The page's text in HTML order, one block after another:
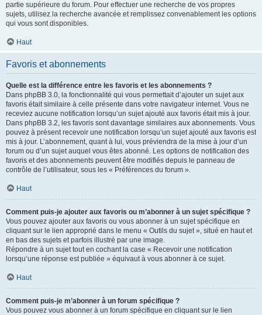
partie supérieure du forum. Pour effectuer une recherche de vos propres
sujets, utilisez la recherche avancée et remplissez convenablement les options
qui vous sont disponibles.
Haut
Favoris et abonnements
Quelle est la différence entre les favoris et les abonnements ?
Dans phpBB 3.0, la fonctionnalité qui vous permettait d’ajouter un sujet aux
favoris était similaire à celle présente dans votre navigateur internet. Vous ne
receviez aucune notification lorsqu’un sujet ajouté aux favoris était mis à jour.
Dans phpBB 3.2, les favoris sont davantage similaires aux abonnements. Vous
pouvez à présent recevoir une notification lorsqu’un sujet ajouté aux favoris est
mis à jour. L’abonnement, quant à lui, vous préviendra de la mise à jour d’un
forum ou d’un sujet auquel vous êtes abonné. Les options de notification des
favoris et des abonnements peuvent être modifiés depuis le panneau de
contrôle de l’utilisateur, sous les « Préférences du forum ».
Haut
Comment puis-je ajouter aux favoris ou m’abonner à un sujet spécifique ?
Vous pouvez ajouter aux favoris ou vous abonner à un sujet spécifique en
cliquant sur le lien approprié dans le menu « Outils du sujet », situé en haut et
en bas des sujets et parfois illustré par une image.
Répondre à un sujet tout en cochant la case « Recevoir une notification
lorsqu’une réponse est publiée » équivaut à vous abonner à ce sujet.
Haut
Comment puis-je m’abonner à un forum spécifique ?
Vous pouvez vous abonner à un forum spécifique en cliquant sur le lien